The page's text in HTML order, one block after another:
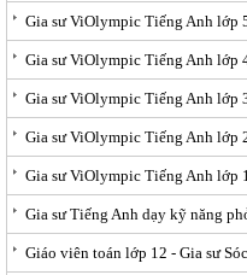
Gia sư ViOlympic Tiếng Anh lớp
Gia sư ViOlympic Tiếng Anh lớp
Gia sư ViOlympic Tiếng Anh lớp
Gia sư ViOlympic Tiếng Anh lớp
Gia sư ViOlympic Tiếng Anh lớp
Gia sư Tiếng Anh dạy kỹ năng
Giáo viên toán lớp 12 - Gia sư